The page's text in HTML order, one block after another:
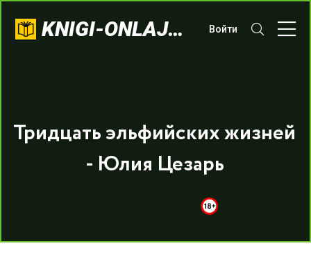
KNIGI-ONLAJN.COM Войти
Тридцать эльфийских жизней
- Юлия Цезарь